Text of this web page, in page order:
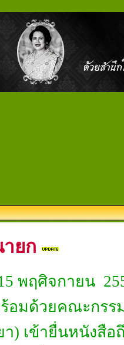
ยก
พฤศิจกายน
อมด้วยคณะกรร
า) เข้ายื่นหนังสื